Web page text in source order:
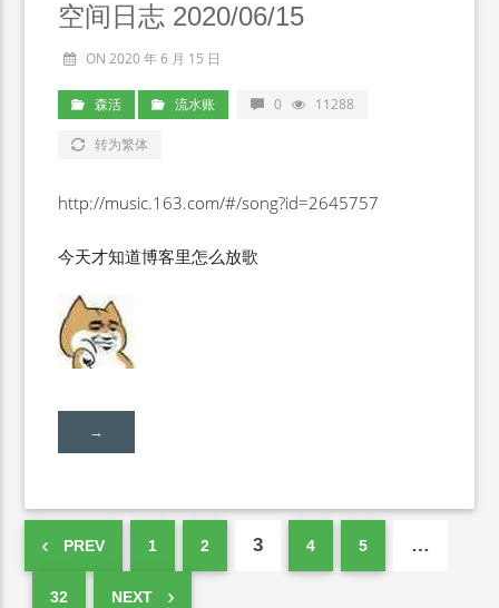
空间日志 2020/06/15
ON 2020 年 6 月 15 日
森活 流水账 0 11288
转为繁体
http://music.163.com/#/song?id=2645757
今天才知道博客里怎么放歌
→
PREV 1 2 3 4 5 …
32 NEXT